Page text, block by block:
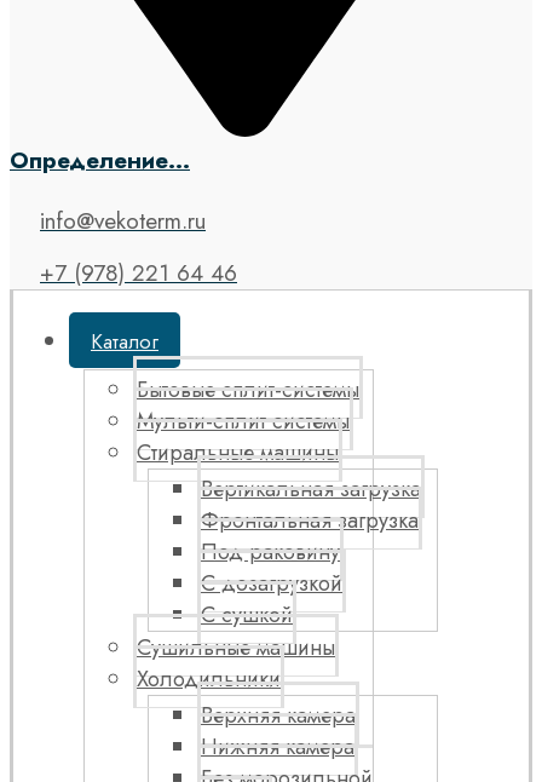
Определение...
info@vekoterm.ru
+7 (978) 221 64 46
Каталог
Бытовые сплит-системы
Мульти-сплит системы
Стиральные машины
Вертикальная загрузка
Фронтальная загрузка
Под раковину
С дозагрузкой
С сушкой
Сушильные машины
Холодильники
Верхняя камера
Нижняя камера